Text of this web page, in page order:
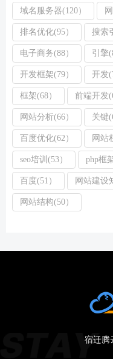
域名服务器(120）
排名优化(95） 搜索
电子商务(88） 引擎
开发框架(79） 开发
框架(68） 前端开发
网站分析(66） 关键
百度优化(62） 网站
seo培训(53） php框
百度(51） 网站建设
网站结构(50）
宿迁腾